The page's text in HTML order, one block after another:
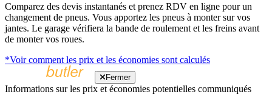
Comparez des devis instantanés et prenez RDV en ligne pour un
changement de pneus. Vous apportez les pneus à monter sur vos
jantes. Le garage vérifiera la bande de roulement et les freins avant
de monter vos roues.
*Voir comment les prix et les économies sont calculés
Fermer
Informations sur les prix et économies potentielles communiqués